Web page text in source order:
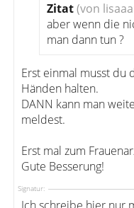
Zitat(von
aber wenn die
man dann tun ?
Erst einmal musst du
Händen halten.
DANN kann man
meldest.
Erst mal zum
Gute Besserung!
Signatur: